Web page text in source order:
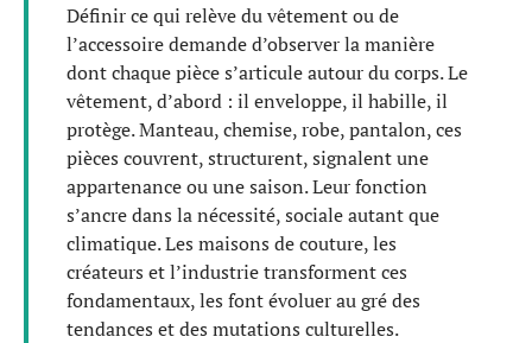
Définir ce qui relève du vêtement ou de
l’accessoire demande d’observer la manière
dont chaque pièce s’articule autour du corps. Le
vêtement, d’abord : il enveloppe, il habille, il
protège. Manteau, chemise, robe, pantalon, ces
pièces couvrent, structurent, signalent une
appartenance ou une saison. Leur fonction
s’ancre dans la nécessité, sociale autant que
climatique. Les maisons de couture, les
créateurs et l’industrie transforment ces
fondamentaux, les font évoluer au gré des
tendances et des mutations culturelles.